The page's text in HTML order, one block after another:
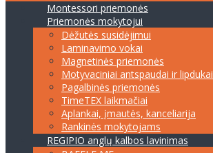
Montessori priemonės
Priemonės mokytojui
Dėžutės susidėjimui
Laminavimo vokai
Magnetinės priemonės
Motyvaciniai antspaudai ir lipdukai
Pagalbinės priemonės
TimeTEX laikmačiai
Aplankai, įmautės, kanceliarija
Rankinės mokytojams
REGIPIO anglų kalbos lavinimas